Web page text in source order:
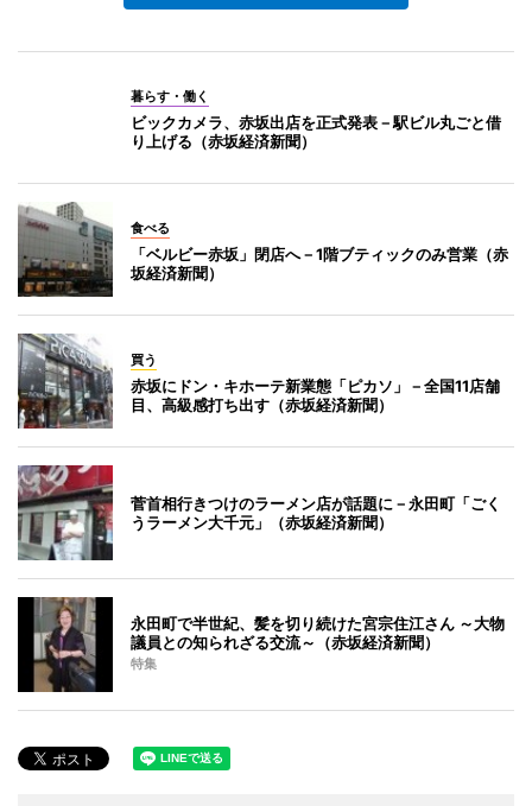
暮らす・働く
ビックカメラ、赤坂出店を正式発表－駅ビル丸ごと借
り上げる（赤坂経済新聞）
食べる
「ベルビー赤坂」閉店へ－1階ブティックのみ営業（赤
坂経済新聞）
買う
赤坂にドン・キホーテ新業態「ピカソ」－全国11店舗
目、高級感打ち出す（赤坂経済新聞）
菅首相行きつけのラーメン店が話題に－永田町「ごく
うラーメン大千元」（赤坂経済新聞）
永田町で半世紀、髪を切り続けた宮宗住江さん ～大物
議員との知られざる交流～（赤坂経済新聞）
特集